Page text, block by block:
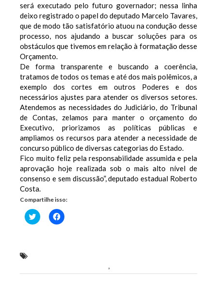
será executado pelo futuro governador; nessa linha
deixo registrado o papel do deputado Marcelo Tavares,
que de modo tão satisfatório atuou na condução desse
processo, nos ajudando a buscar soluções para os
obstáculos que tivemos em relação à formatação desse
Orçamento.
De forma transparente e buscando a coerência,
tratamos de todos os temas e até dos mais polêmicos, a
exemplo dos cortes em outros Poderes e dos
necessários ajustes para atender os diversos setores.
Atendemos as necessidades do Judiciário, do Tribunal
de Contas, zelamos para manter o orçamento do
Executivo, priorizamos as políticas públicas e
ampliamos os recursos para atender a necessidade de
concurso público de diversas categorias do Estado.
Fico muito feliz pela responsabilidade assumida e pela
aprovação hoje realizada sob o mais alto nível de
consenso e sem discussão”, deputado estadual Roberto
Costa.
Compartilhe isso:
Clique
para
Clique
para
,